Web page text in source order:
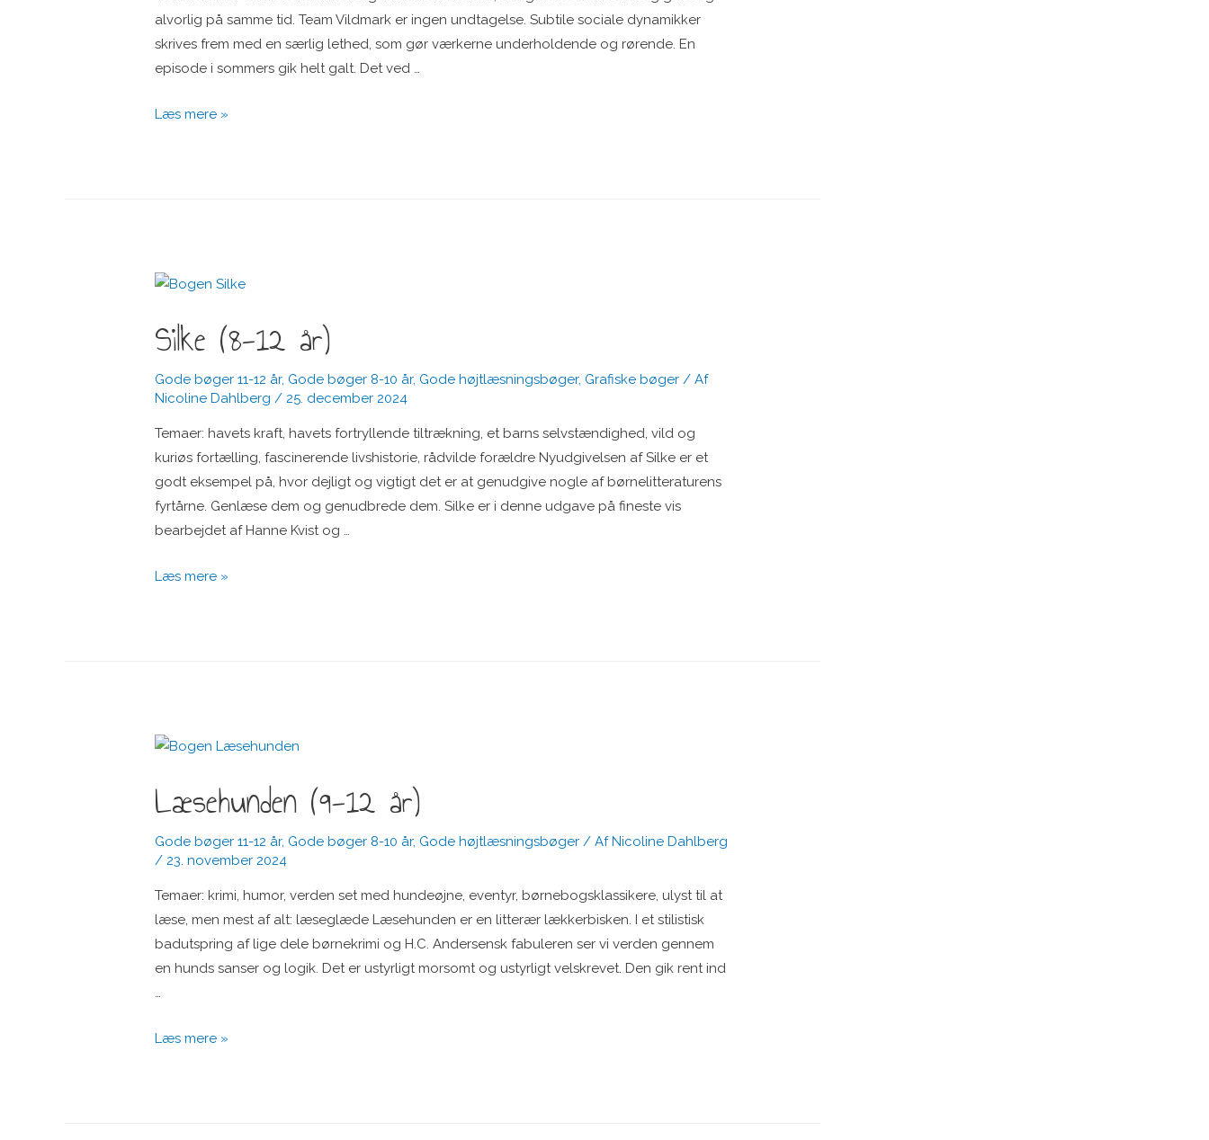
alvorlig på samme tid. Team Vildmark er ingen undtagelse. Subtile sociale dynamikker
skrives frem med en særlig lethed, som gør værkerne underholdende og rørende. En
episode i sommers gik helt galt. Det ved …
Team
Læs mere »
Silke (8-12 år)
Gode bøger 11-12 år, Gode bøger 8-10 år, Gode højtlæsningsbøger, Grafiske bøger / Af
Nicoline Dahlberg / 25. december 2024
Temaer: havets kraft, havets fortryllende tiltrækning, et barns selvstændighed, vild og
kuriøs fortælling, fascinerende livshistorie, rådvilde forældre Nyudgivelsen af Silke er et
godt eksempel på, hvor dejligt og vigtigt det er at genudgive nogle af børnelitteraturens
fyrtårne. Genlæse dem og genudbrede dem. Silke er i denne udgave på fineste vis
bearbejdet af Hanne Kvist og …
Silke
Læs mere »
Læsehunden (9-12 år)
Gode bøger 11-12 år, Gode bøger 8-10 år, Gode højtlæsningsbøger / Af Nicoline Dahlberg
/ 23. november 2024
Temaer: krimi, humor, verden set med hundeøjne, eventyr, børnebogsklassikere, ulyst til at
læse, men mest af alt: læseglæde Læsehunden er en litterær lækkerbisken. I et stilistisk
badutspring af lige dele børnekrimi og H.C. Andersensk fabuleren ser vi verden gennem
en hunds sanser og logik. Det er ustyrligt morsomt og ustyrligt velskrevet. Den gik rent ind
…
Læsehunden
Læs mere »